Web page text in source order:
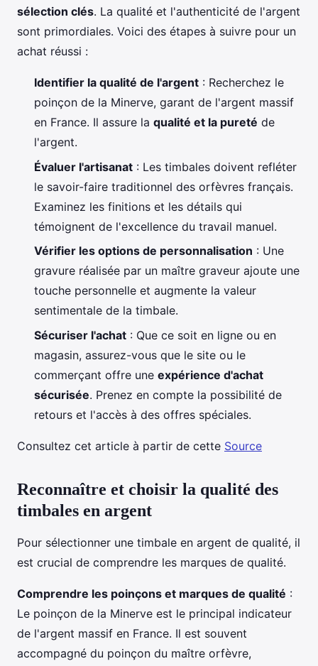
sélection clés. La qualité et l'authenticité de l'argent
sont primordiales. Voici des étapes à suivre pour un
achat réussi :
Identifier la qualité de l'argent : Recherchez le
poinçon de la Minerve, garant de l'argent massif
en France. Il assure la qualité et la pureté de
l'argent.
Évaluer l'artisanat : Les timbales doivent refléter
le savoir-faire traditionnel des orfèvres français.
Examinez les finitions et les détails qui
témoignent de l'excellence du travail manuel.
Vérifier les options de personnalisation : Une
gravure réalisée par un maître graveur ajoute une
touche personnelle et augmente la valeur
sentimentale de la timbale.
Sécuriser l'achat : Que ce soit en ligne ou en
magasin, assurez-vous que le site ou le
commerçant offre une expérience d'achat
sécurisée. Prenez en compte la possibilité de
retours et l'accès à des offres spéciales.
Consultez cet article à partir de cette Source
Reconnaître et choisir la qualité des
timbales en argent
Pour sélectionner une timbale en argent de qualité, il
est crucial de comprendre les marques de qualité.
Comprendre les poinçons et marques de qualité :
Le poinçon de la Minerve est le principal indicateur
de l'argent massif en France. Il est souvent
accompagné du poinçon du maître orfèvre,